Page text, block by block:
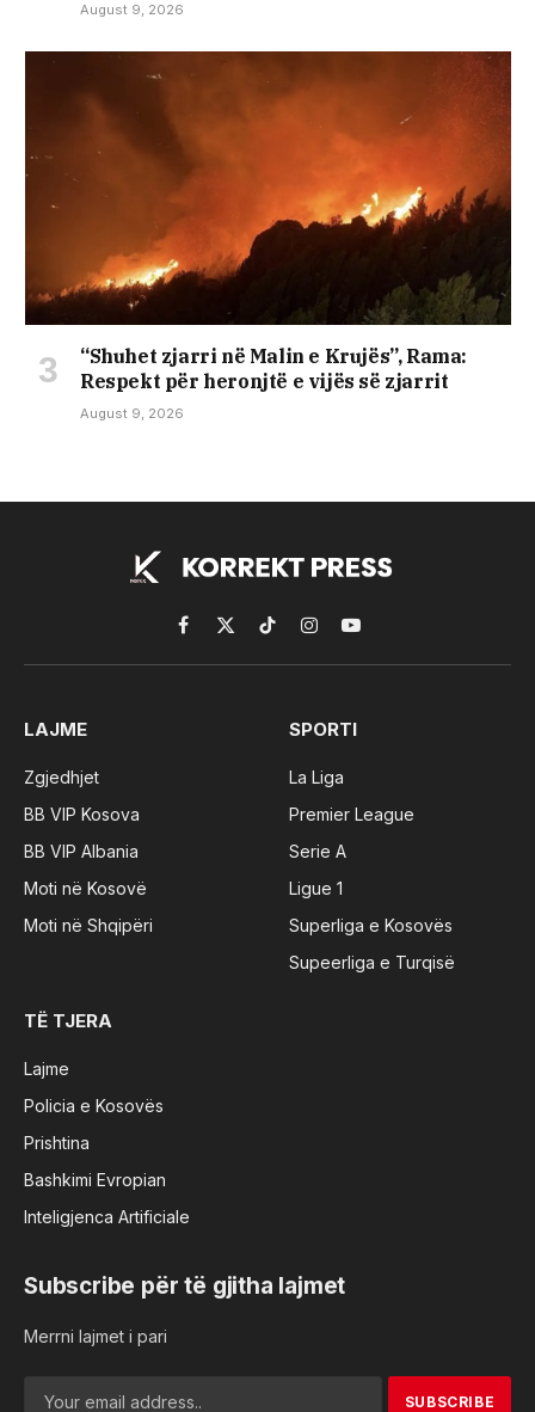
August 9, 2026
​“Shuhet zjarri në Malin e Krujës”, Rama:
Respekt për heronjtë e vijës së zjarrit
August 9, 2026
Facebook
X
(Twitter)
TikTokInstagramYouTube
LAJME
Zgjedhjet
BB VIP Kosova
BB VIP Albania
Moti në Kosovë
Moti në Shqipëri
SPORTI
La Liga
Premier League
Serie A
Ligue 1
Superliga e Kosovës
Supeerliga e Turqisë
TË TJERA
Lajme
Policia e Kosovës
Prishtina
Bashkimi Evropian
Inteligjenca Artificiale
Subscribe për të gjitha lajmet
Merrni lajmet i pari